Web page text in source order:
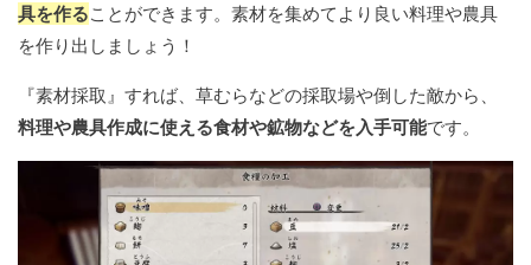
具を作ることができます。素材を集めてより良い料理や農具
を作り出しましょう！
『素材採取』すれば、草むらなどの採取場や倒した敵から、
料理や農具作成に使える食材や鉱物などを入手可能です。